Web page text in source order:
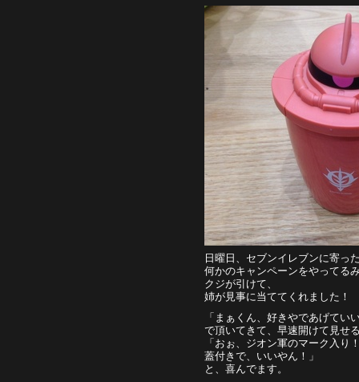
日曜日、セブンイレブンに寄っ
何かのキャンペーンをやってる
クジが引けて、
姉が見事に当ててくれました！
「まぁくん、好きやであげてい
で頂いてきて、早速開けて見せ
「おぉ、ジオン軍のマーク入り
蓋付きで、いいやん！」
と、喜んでます。